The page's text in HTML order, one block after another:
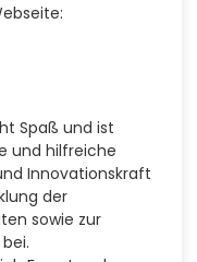
Spaß und ist
und hilfreiche
Innovationskraft
der
sowie zur